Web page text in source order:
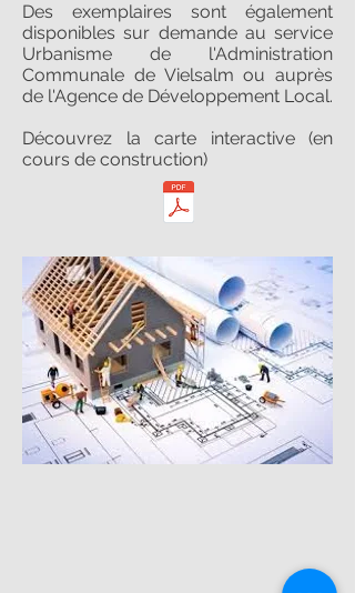
Des exemplaires sont également
disponibles sur demande au service
Urbanisme de l'Administration
Communale de Vielsalm ou auprès
de l'Agence de Développement Local.
Découvrez la carte interactive (en
cours de construction)